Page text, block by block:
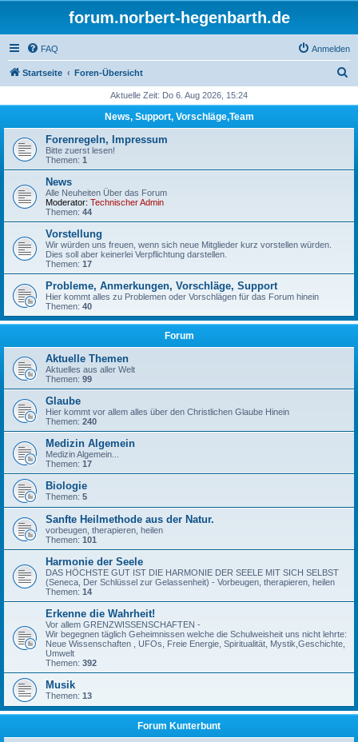
forum.norbert-hegenbarth.de
FAQ Anmelden
Startseite Foren-Übersicht
h
Aktuelle Zeit: Do 6. Aug 2026, 15:24
News, Support, Vorschläge,Team
Forenregeln, Impressum
Bitte zuerst lesen!
Themen: 1
News
Alle Neuheiten Über das Forum
Moderator: Technischer Admin
Themen: 44
Vorstellung
Wir würden uns freuen, wenn sich neue Mitglieder kurz vorstellen würden.
Dies soll aber keinerlei Verpflichtung darstellen.
Themen: 17
Probleme, Anmerkungen, Vorschläge, Support
Hier kommt alles zu Problemen oder Vorschlägen für das Forum hinein
Themen: 40
Forum
Aktuelle Themen
Aktuelles aus aller Welt
Themen: 99
Glaube
Hier kommt vor allem alles über den Christlichen Glaube Hinein
Themen: 240
Medizin Algemein
Medizin Algemein...
Themen: 17
Biologie
Themen: 5
Sanfte Heilmethode aus der Natur.
vorbeugen, therapieren, heilen
Themen: 101
Harmonie der Seele
DAS HÖCHSTE GUT IST DIE HARMONIE DER SEELE MIT SICH SELBST
(Seneca, Der Schlüssel zur Gelassenheit) - Vorbeugen, therapieren, heilen
Themen: 14
Erkenne die Wahrheit!
Vor allem GRENZWISSENSCHAFTEN -
Wir begegnen täglich Geheimnissen welche die Schulweisheit uns nicht lehrte:
Neue Wissenschaften , UFOs, Freie Energie, Spiritualität, Mystik,Geschichte,
Umwelt
Themen: 392
Musik
Themen: 13
Forum Kunterbunt